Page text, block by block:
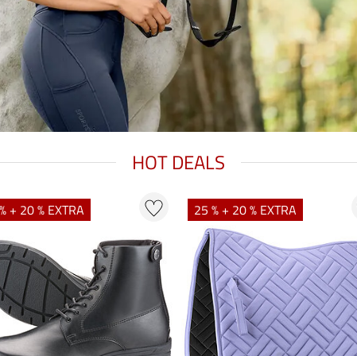
HOT DEALS
+ 20 % EXTRA 25 % + 20 % EXTRA